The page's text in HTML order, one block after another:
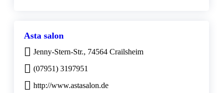
Asta salon
Jenny-Stern-Str., 74564 Crailsheim
(07951) 3197951
http://www.astasalon.de